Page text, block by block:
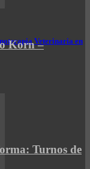
Veterinaria en
Korn –
Turnos de